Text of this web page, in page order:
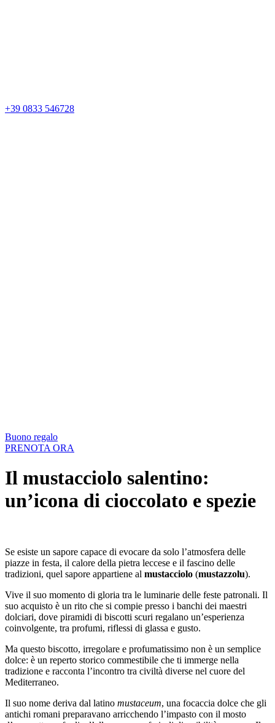
+39 0833 546728
Buono regalo
PRENOTA ORA
Il mustacciolo salentino:
un’icona di cioccolato e spezie
Se esiste un sapore capace di evocare da solo l’atmosfera delle
piazze in festa, il calore della pietra leccese e il fascino delle
tradizioni, quel sapore appartiene al mustacciolo (mustazzolu).
Vive il suo momento di gloria tra le luminarie delle feste patronali. Il
suo acquisto è un rito che si compie presso i banchi dei maestri
dolciari, dove piramidi di biscotti scuri regalano un’esperienza
coinvolgente, tra profumi, riflessi di glassa e gusto.
Ma questo biscotto, irregolare e profumatissimo non è un semplice
dolce: è un reperto storico commestibile che ti immerge nella
tradizione e racconta l’incontro tra civiltà diverse nel cuore del
Mediterraneo.
Il suo nome deriva dal latino mustaceum, una focaccia dolce che gli
antichi romani preparavano arricchendo l’impasto con il mosto